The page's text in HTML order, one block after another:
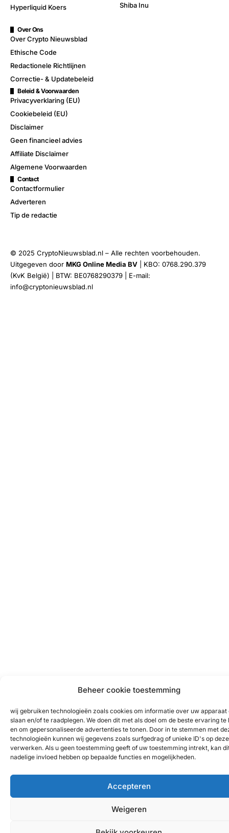
Beheer cookie toestemming
wij gebruiken technologieën zoals cookies om informatie over uw apparaat
slaan en/of te raadplegen. We doen dit met als doel om de beste ervaring te
en om gepersonaliseerde advertenties te tonen. Door in te stemmen met
technologieën kunnen wij gegevens zoals surfgedrag of unieke ID's op
verwerken. Als u geen toestemming geeft of uw toestemming intrekt, kan
nadelige invloed hebben op bepaalde functies en mogelijkheden.
Accepteren
Weigeren
Hyperliquid Koers
Shiba Inu
Over Ons
Over Crypto Nieuwsblad
Ethische Code
Redactionele Richtlijnen
Correctie- & Updatebeleid
Beleid & Voorwaarden
Privacyverklaring (EU)
Cookiebeleid (EU)
Disclaimer
Geen financieel advies
Affiliate Disclaimer
Algemene Voorwaarden
Contact
Contactformulier
Adverteren
Tip de redactie
© 2025 CryptoNieuwsblad.nl – Alle rechten voorbehouden.
Uitgegeven door MKG Online Media BV | KBO: 0768.290.379
(KvK België) | BTW: BE0768290379 | E-mail:
info@cryptonieuwsblad.nl